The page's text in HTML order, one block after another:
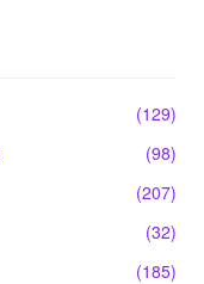
(129)
(98)
(207)
(32)
(185)